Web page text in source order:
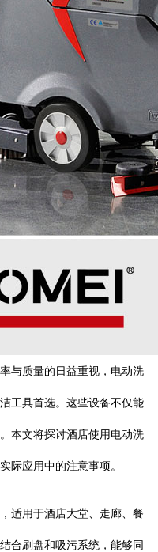
与质量的日益重视，电动洗
工具首选。这些设备不仅能
本文将探讨酒店使用电动洗
际应用中的注意事项。
适用于酒店大堂、走廊、餐
合刷盘和吸污系统，能够同